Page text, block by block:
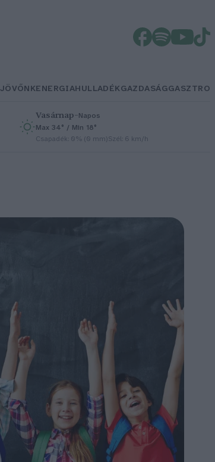
JÖVŐNKENERGIAHULLADÉKGAZDASÁGGASZTRO
Vasárnap–Napos
Max 34° / Min 18°
Csapadék: 0% (0 mm)Szél: 6 km/h